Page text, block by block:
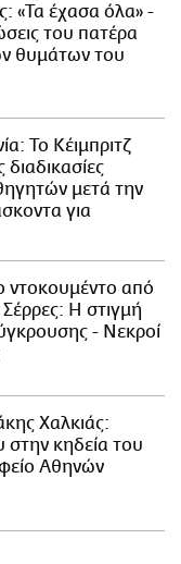
«Τα έχασα όλα» -
του πατέρα
θυμάτων του
Το Κέιμπριτζ
διαδικασίες
μετά την
για
ντοκουμέντο από
Σέρρες: Η στιγμή
- Νεκροί
Χαλκιάς:
κηδεία του
Αθηνών